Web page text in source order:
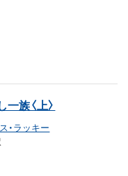
族〈上〉
・ラッキー